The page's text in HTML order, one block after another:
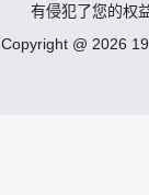
有侵犯了您的权
Copyright @ 2026